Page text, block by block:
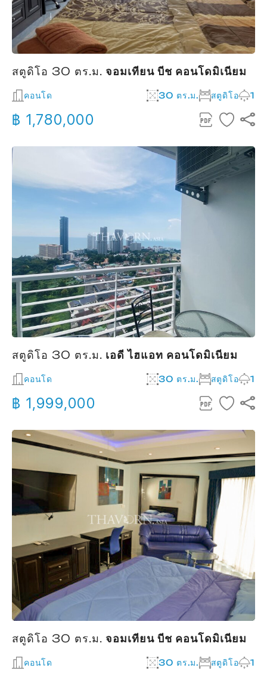
สตูดิโอ 30 ตร.ม. จอมเทียน บีช คอนโดมิเนียม
คอนโด 30 ตร.ม. สตูดิโอ 1
฿ 1,780,000
สตูดิโอ 30 ตร.ม. เอดี ไฮแอท คอนโดมิเนียม
คอนโด 30 ตร.ม. สตูดิโอ 1
฿ 1,999,000
สตูดิโอ 30 ตร.ม. จอมเทียน บีช คอนโดมิเนียม
คอนโด 30 ตร.ม. สตูดิโอ 1